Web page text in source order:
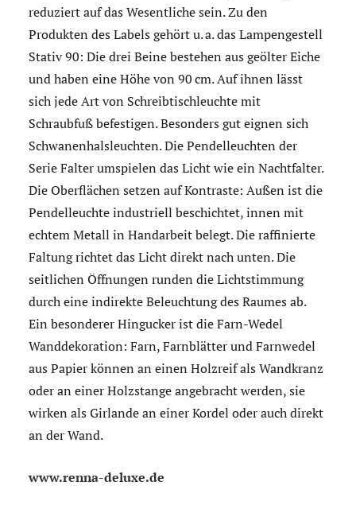
reduziert auf das Wesentliche sein. Zu den
Produkten des Labels gehört u. a. das Lampengestell
Stativ 90: Die drei Beine bestehen aus geölter Eiche
und haben eine Höhe von 90 cm. Auf ihnen lässt
sich jede Art von Schreibtischleuchte mit
Schraubfuß befestigen. Besonders gut eignen sich
Schwanenhalsleuchten. Die Pendelleuchten der
Serie Falter umspielen das Licht wie ein Nachtfalter.
Die Oberflächen setzen auf Kontraste: Außen ist die
Pendelleuchte industriell beschichtet, innen mit
echtem Metall in Handarbeit belegt. Die raffinierte
Faltung richtet das Licht direkt nach unten. Die
seitlichen Öffnungen runden die Lichtstimmung
durch eine indirekte Beleuchtung des Raumes ab.
Ein besonderer Hingucker ist die Farn-Wedel
Wanddekoration: Farn, Farnblätter und Farnwedel
aus Papier können an einen Holzreif als Wandkranz
oder an einer Holzstange angebracht werden, sie
wirken als Girlande an einer Kordel oder auch direkt
an der Wand.
www.renna-deluxe.de